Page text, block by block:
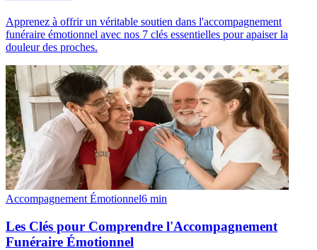
Apprenez à offrir un véritable soutien dans l'accompagnement
funéraire émotionnel avec nos 7 clés essentielles pour apaiser la
douleur des proches.
Accompagnement Émotionnel6 min
Les Clés pour Comprendre l'Accompagnement
Funéraire Émotionnel